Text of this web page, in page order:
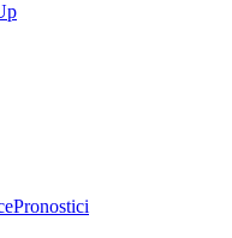
Pronostici